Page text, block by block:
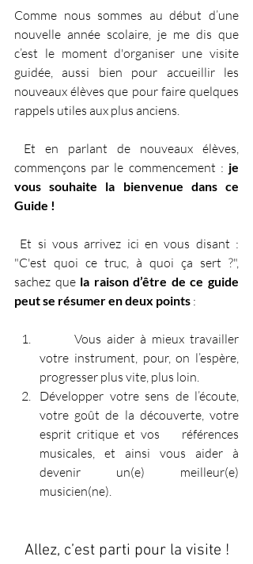
Comme nous sommes au début d’une
nouvelle année scolaire, je me dis que
c’est le moment d'organiser une visite
guidée, aussi bien pour accueillir les
nouveaux élèves que pour faire quelques
rappels utiles aux plus anciens.
commençons par le commencement : je
vous souhaite la bienvenue dans ce
Guide !
"C'est quoi ce truc, à quoi ça sert ?",
sachez que la raison d’être de ce guide
peut se résumer en deux points :
votre instrument, pour, on l’espère,
progresser plus vite, plus loin.
Développer votre sens de l’écoute,
votre goût de la découverte, votre
esprit critique et vos 	références
musicales, et ainsi vous aider à
devenir un(e) meilleur(e)
musicien(ne).
Allez, c’est parti pour la visite !